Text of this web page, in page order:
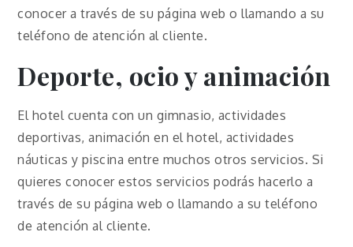
conocer a través de su página web o llamando a su
teléfono de atención al cliente.
Deporte, ocio y animación
El hotel cuenta con un gimnasio, actividades
deportivas, animación en el hotel, actividades
náuticas y piscina entre muchos otros servicios. Si
quieres conocer estos servicios podrás hacerlo a
través de su página web o llamando a su teléfono
de atención al cliente.